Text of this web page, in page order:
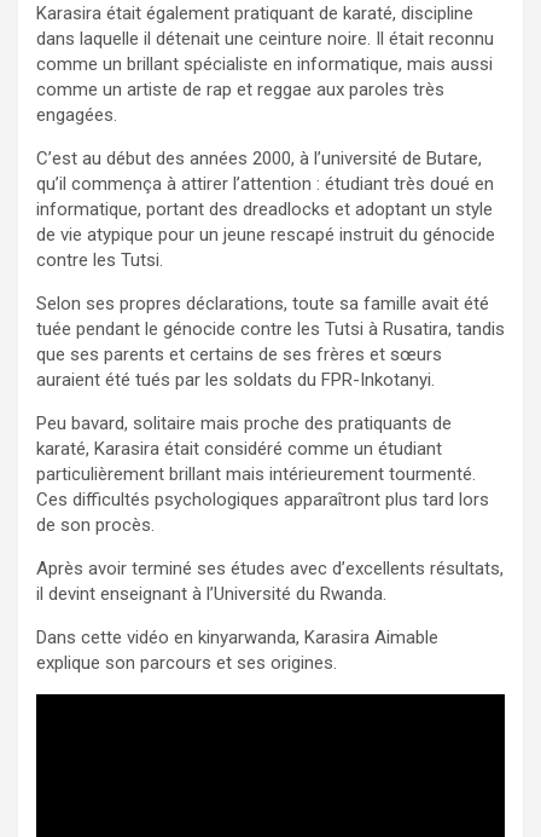
Karasira était également pratiquant de karaté, discipline
dans laquelle il détenait une ceinture noire. Il était reconnu
comme un brillant spécialiste en informatique, mais aussi
comme un artiste de rap et reggae aux paroles très
engagées.
C’est au début des années 2000, à l’université de Butare,
qu’il commença à attirer l’attention : étudiant très doué en
informatique, portant des dreadlocks et adoptant un style
de vie atypique pour un jeune rescapé instruit du génocide
contre les Tutsi.
Selon ses propres déclarations, toute sa famille avait été
tuée pendant le génocide contre les Tutsi à Rusatira, tandis
que ses parents et certains de ses frères et sœurs
auraient été tués par les soldats du FPR-Inkotanyi.
Peu bavard, solitaire mais proche des pratiquants de
karaté, Karasira était considéré comme un étudiant
particulièrement brillant mais intérieurement tourmenté.
Ces difficultés psychologiques apparaîtront plus tard lors
de son procès.
Après avoir terminé ses études avec d’excellents résultats,
il devint enseignant à l’Université du Rwanda.
Dans cette vidéo en kinyarwanda, Karasira Aimable
explique son parcours et ses origines.